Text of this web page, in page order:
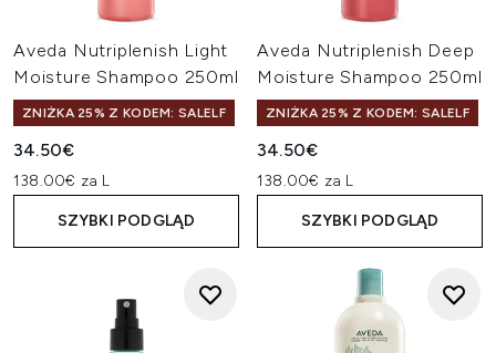
Aveda Nutriplenish Light
Moisture Shampoo 250ml
ZNIŻKA 25% Z KODEM: SALELF
34.50€
138.00€ za L
SZYBKI PODGLĄD
Aveda Nutriplenish Deep
Moisture Shampoo 250ml
ZNIŻKA 25% Z KODEM: SALELF
34.50€
138.00€ za L
SZYBKI PODGLĄD